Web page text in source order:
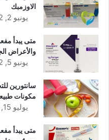
الاوزمبك
يونيو 2, 2022
متى يبدأ
والأعراض
يونيو 5, 2022
مكونات
يوليو 15, 2022
متى يبدأ